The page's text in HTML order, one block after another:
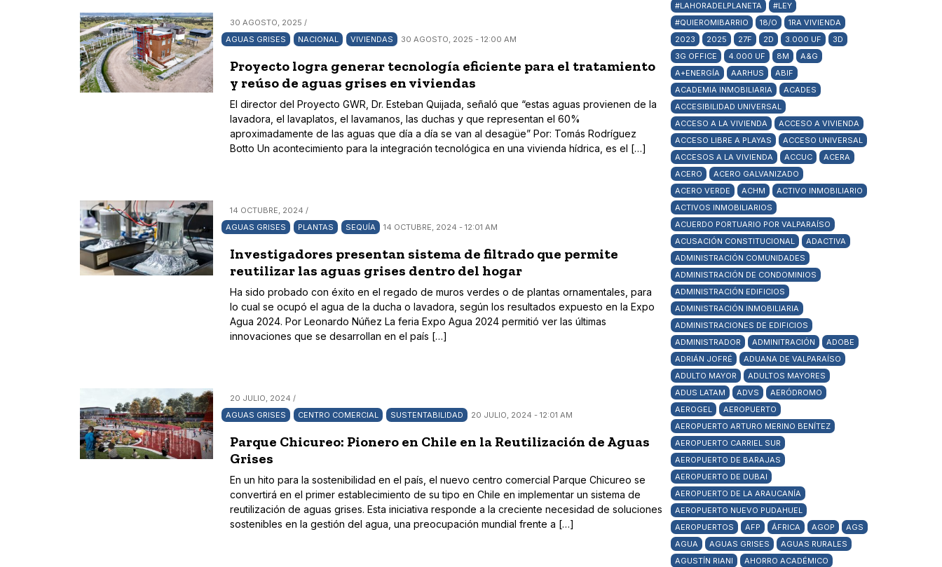
30 AGOSTO, 2025 /
AGUAS GRISES
NACIONAL VIVIENDAS 30 AGOSTO, 2025 - 12:00 AM
Proyecto logra generar tecnología eficiente para el tratamiento
y reúso de aguas grises en viviendas
El director del Proyecto GWR, Dr. Esteban Quijada, señaló que “estas aguas provienen de la
lavadora, el lavaplatos, el lavamanos, las duchas y que representan el 60%
aproximadamente de las aguas que día a día se van al desagüe” Por: Tomás Rodríguez
Botto Un acontecimiento para la integración tecnológica en una vivienda hídrica, es el […]
14 OCTUBRE, 2024 /
AGUAS GRISES
PLANTAS SEQUÍA 14 OCTUBRE, 2024 - 12:01 AM
Investigadores presentan sistema de filtrado que permite
reutilizar las aguas grises dentro del hogar
Ha sido probado con éxito en el regado de muros verdes o de plantas ornamentales, para
lo cual se ocupó el agua de la ducha o lavadora, según los resultados expuesto en la Expo
Agua 2024. Por Leonardo Núñez La feria Expo Agua 2024 permitió ver las últimas
innovaciones que se desarrollan en el país […]
20 JULIO, 2024 /
AGUAS GRISES
CENTRO COMERCIAL SUSTENTABILIDAD 20 JULIO, 2024 - 12:01 AM
Parque Chicureo: Pionero en Chile en la Reutilización de Aguas
Grises
En un hito para la sostenibilidad en el país, el nuevo centro comercial Parque Chicureo se
convertirá en el primer establecimiento de su tipo en Chile en implementar un sistema de
reutilización de aguas grises. Esta iniciativa responde a la creciente necesidad de soluciones
sostenibles en la gestión del agua, una preocupación mundial frente a […]
#LAHORADELPLANETA
#LEY
#QUIEROMIBARRIO
18/O
1RA VIVIENDA
2023
2025 27F 2D 3.000 UF
3D
3G OFFICE
4.000 UF 8M
A&G
A+ENERGÍA
AARHUS
ABIF
ACADEMIA INMOBILIARIA
ACADES
ACCESIBILIDAD UNIVERSAL
ACCESO A LA VIVIENDA
ACCESO A VIVIENDA
ACCESO LIBRE A PLAYAS
ACCESO UNIVERSAL
ACCESOS A LA VIVIENDA
ACCUC
ACERA
ACERO
ACERO GALVANIZADO
ACERO VERDE
ACHM
ACTIVO INMOBILIARIO
ACTIVOS INMOBILIARIOS
ACUERDO PORTUARIO POR VALPARAÍSO
ACUSACIÓN CONSTITUCIONAL
ADACTIVA
ADMINISTRACIÓN COMUNIDADES
ADMINISTRACIÓN DE CONDOMINIOS
ADMINISTRACIÓN EDIFICIOS
ADMINISTRACIÓN INMOBILIARIA
ADMINISTRACIONES DE EDIFICIOS
ADMINISTRADOR
ADMINITRACIÓN
ADOBE
ADRIÁN JOFRÉ
ADUANA DE VALPARAÍSO
ADULTO MAYOR
ADULTOS MAYORES
ADUS LATAM
ADVS
AERÓDROMO
AEROGEL
AEROPUERTO
AEROPUERTO ARTURO MERINO BENÍTEZ
AEROPUERTO CARRIEL SUR
AEROPUERTO DE BARAJAS
AEROPUERTO DE DUBAI
AEROPUERTO DE LA ARAUCANÍA
AEROPUERTO NUEVO PUDAHUEL
AEROPUERTOS
AFP ÁFRICA AGOP
AGS
AGUA
AGUAS GRISES
AGUAS RURALES
AGUSTÍN RIANI
AHORRO ACADÉMICO